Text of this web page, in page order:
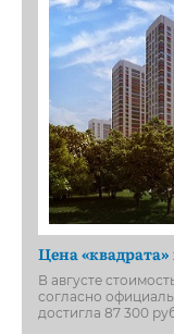
Цена
В августе
согласно
достигла 87 300